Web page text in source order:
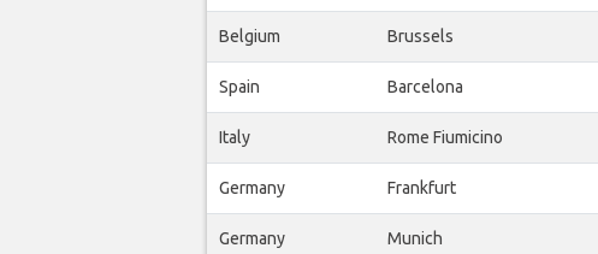
Belgium Brussels
Spain Barcelona
Italy Rome Fiumicino
Germany Frankfurt
Germany Munich